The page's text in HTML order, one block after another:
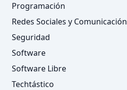
Programación
Redes Sociales y Comunicación
Seguridad
Software
Software Libre
Techtástico